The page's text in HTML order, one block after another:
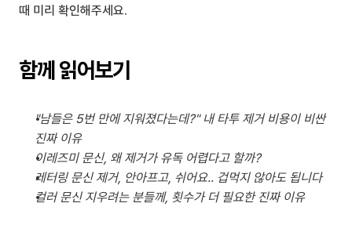
때 미리 확인해주세요.
함께 읽어보기
"남들은 5번 만에 지워졌다는데?" 내 타투 제거 비용이 비싼
진짜 이유
이레즈미 문신, 왜 제거가 유독 어렵다고 할까?
레터링 문신 제거, 안아프고, 쉬어요.. 겁먹지 않아도 됩니다
컬러 문신 지우려는 분들께, 횟수가 더 필요한 진짜 이유